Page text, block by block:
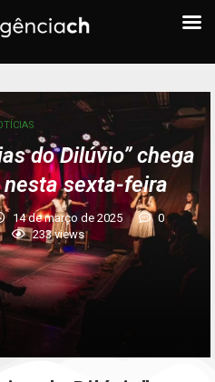
do Dilúvio” chega
nesta sexta-feira
14 de março de 2025
0
233views